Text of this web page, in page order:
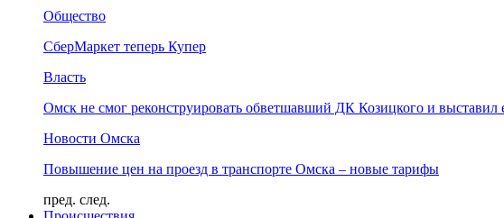
Общество
СберМаркет теперь Купер
Власть
Омск не смог реконструировать обветшавший ДК Козицкого и выставил
Новости Омска
Повышение цен на проезд в транспорте Омска – новые тарифы
пред. след.